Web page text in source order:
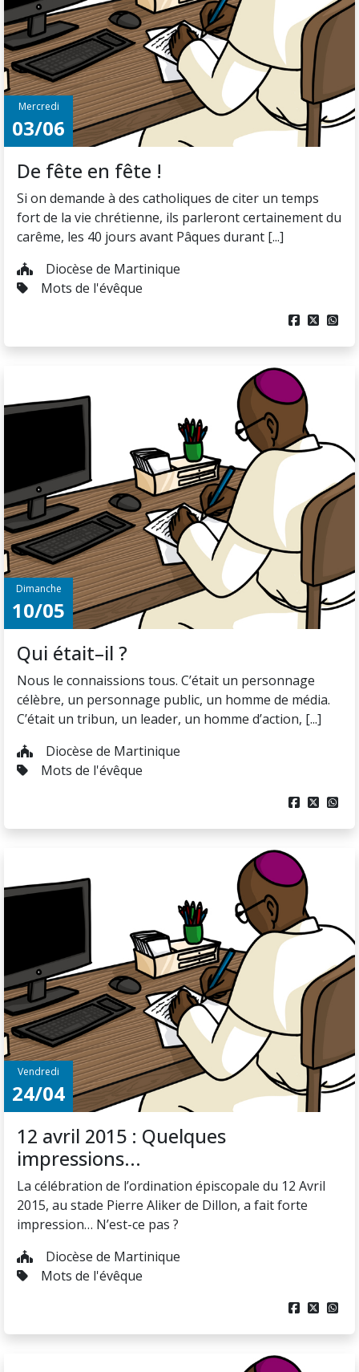
Mercredi
03/06
De fête en fête !
Si on demande à des catholiques de citer un temps
fort de la vie chrétienne, ils parleront certainement du
carême, les 40 jours avant Pâques durant [...]
Diocèse de Martinique
Mots de l'évêque
  
Dimanche
10/05
Qui était–il ?
Nous le connaissions tous. C’était un personnage
célèbre, un personnage public, un homme de média.
C’était un tribun, un leader, un homme d’action, [...]
Diocèse de Martinique
Mots de l'évêque
  
Vendredi
24/04
12 avril 2015 : Quelques
impressions...
La célébration de l’ordination épiscopale du 12 Avril
2015, au stade Pierre Aliker de Dillon, a fait forte
impression… N’est-ce pas ?
Diocèse de Martinique
Mots de l'évêque
  